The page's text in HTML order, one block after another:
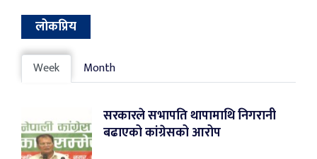
लोकप्रिय
Week Month
सरकारले सभापति थापामाथि निगरानी
बढाएको कांग्रेसको आरोप